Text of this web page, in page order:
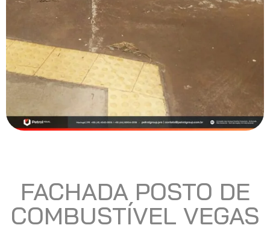
FACHADA POSTO DE
COMBUSTÍVEL VEGAS